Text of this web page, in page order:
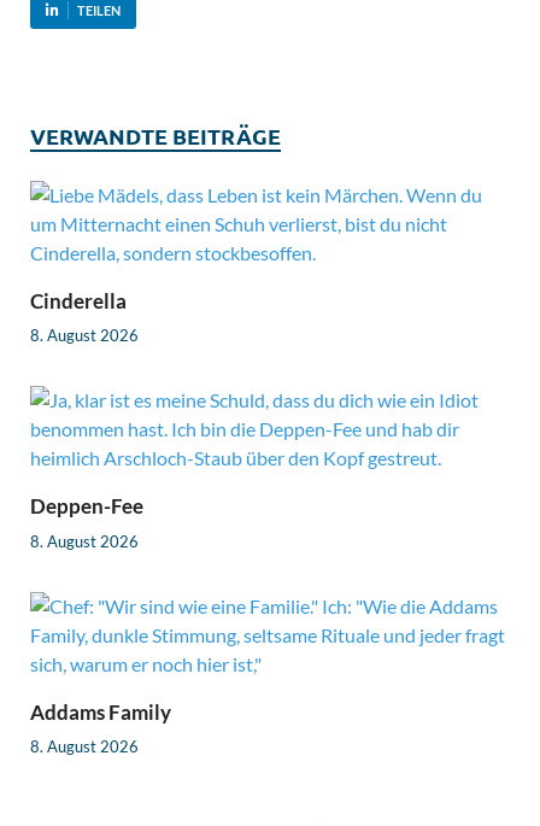
TEILEN
VERWANDTE BEITRÄGE
Cinderella
8. August 2026
Deppen-Fee
8. August 2026
Addams Family
8. August 2026